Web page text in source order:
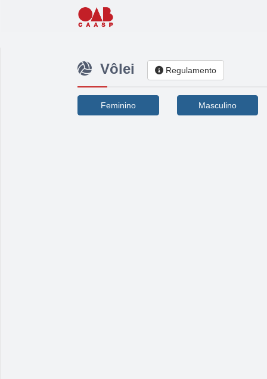
Vôlei Regulamento
Feminino Masculino